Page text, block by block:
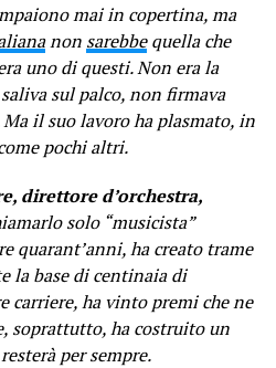
mai in copertina, ma
non sarebbequella che
uno di questi. Non era la
sul palco, non firmava
il suo lavoro ha plasmato, in
pochi altri.
direttore d’orchestra,
solo “musicista”
quarant’anni, ha creato trame
la base di centinaia di
carriere, ha vinto premi che ne
soprattutto, ha costruito un
per sempre.